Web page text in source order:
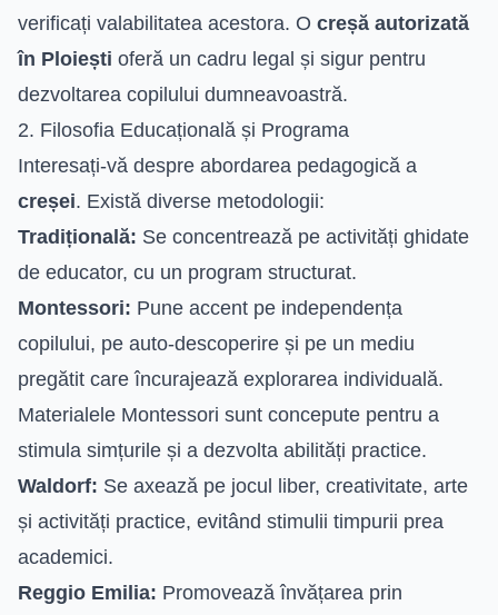
verificați valabilitatea acestora. O creșă autorizată
în Ploiești oferă un cadru legal și sigur pentru
dezvoltarea copilului dumneavoastră.
2. Filosofia Educațională și Programa
Interesați-vă despre abordarea pedagogică a
creșei. Există diverse metodologii:
Tradițională: Se concentrează pe activități ghidate
de educator, cu un program structurat.
Montessori: Pune accent pe independența
copilului, pe auto-descoperire și pe un mediu
pregătit care încurajează explorarea individuală.
Materialele Montessori sunt concepute pentru a
stimula simțurile și a dezvolta abilități practice.
Waldorf: Se axează pe jocul liber, creativitate, arte
și activități practice, evitând stimulii timpurii prea
academici.
Reggio Emilia: Promovează învățarea prin